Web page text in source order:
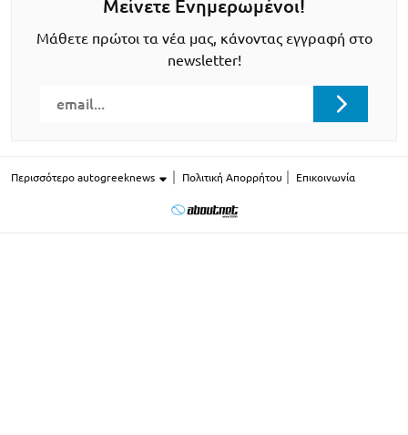
Μείνετε Ενημερωμένοι!
Μάθετε πρώτοι τα νέα μας, κάνοντας εγγραφή στο
newsletter!
Περισσότερο autogreeknews Πολιτική Απορρήτου Επικοινωνία